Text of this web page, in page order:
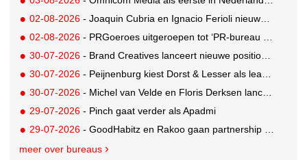
02-08-2026 - Joaquin Cubria en Ignacio Ferioli nieuwe Global CCO’s GUT, Renata Neumann Global Head of Production
02-08-2026 - PRGoeroes uitgeroepen tot ‘PR-bureau van het jaar 2026’
30-07-2026 - Brand Creatives lanceert nieuwe positionering: Create to Celebrate
30-07-2026 - Peijnenburg kiest Dorst & Lesser als lead social agency
30-07-2026 - Michel van Velde en Floris Derksen lanceren I.C.Y. group: drie specialistische bureaus, één visie op groei
29-07-2026 - Pinch gaat verder als Apadmi
29-07-2026 - GoodHabitz en Rakoo gaan partnership aan voor geïntegreerde talentontwikkeling
meer over bureaus